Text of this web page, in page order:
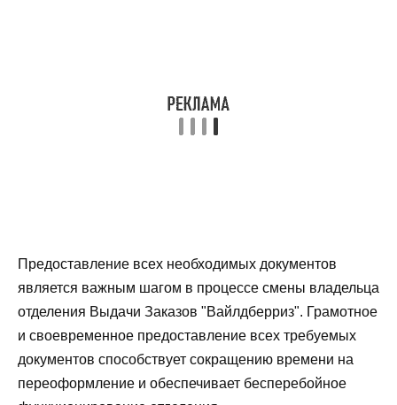
Предоставление всех необходимых документов
является важным шагом в процессе смены владельца
отделения Выдачи Заказов "Вайлдберриз". Грамотное
и своевременное предоставление всех требуемых
документов способствует сокращению времени на
переоформление и обеспечивает бесперебойное